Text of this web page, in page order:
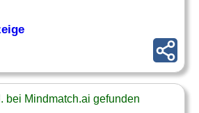
bei Mindmatch.ai gefunden